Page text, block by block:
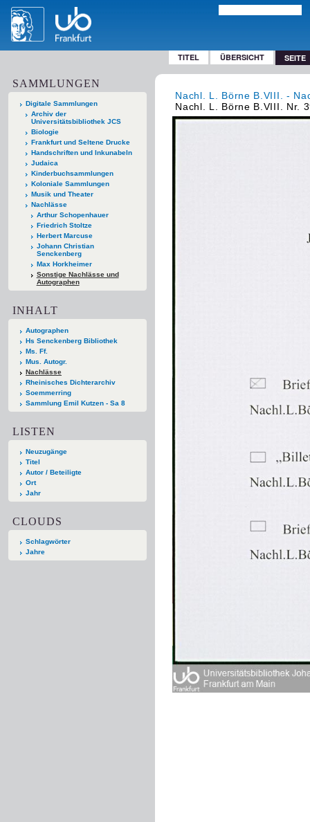
TITEL ÜBERSICHT SEITE
SAMMLUNGEN
Digitale Sammlungen
Archiv der
Universitätsbibliothek JCS
Biologie
Frankfurt und Seltene Drucke
Handschriften und Inkunabeln
Judaica
Kinderbuchsammlungen
Koloniale Sammlungen
Musik und Theater
Nachlässe
Arthur Schopenhauer
Friedrich Stoltze
Herbert Marcuse
Johann Christian
Senckenberg
Max Horkheimer
Sonstige Nachlässe und
Autographen
INHALT
Autographen
Hs Senckenberg Bibliothek
Ms. Ff.
Mus. Autogr.
Nachlässe
Rheinisches Dichterarchiv
Soemmerring
Sammlung Emil Kutzen - Sa 8
LISTEN
Neuzugänge
Titel
Autor / Beteiligte
Ort
Jahr
CLOUDS
Schlagwörter
Jahre
Nachl. L. Börne B.VIII. -
Nachl. L. Börne B.VIII. Nr.